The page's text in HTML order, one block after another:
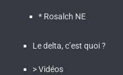
* Rosalch NE
Le delta, c’est quoi ?
> Vidéos